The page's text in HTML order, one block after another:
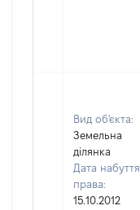
Вид об'єкта:
Земельна
ділянка
Дата набуття
права:
15.10.2012